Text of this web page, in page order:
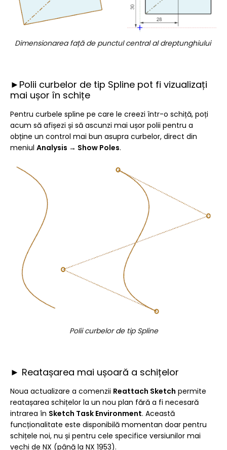
Dimensionarea față de punctul central al dreptunghiului
►Polii curbelor de tip Spline pot fi vizualizați
mai ușor în schițe
Pentru curbele spline pe care le creezi într-o schiță, poți
acum să afișezi și să ascunzi mai ușor polii pentru a
obține un control mai bun asupra curbelor, direct din
meniul Analysis → Show Poles.
Polii curbelor de tip Spline
► Reatașarea mai ușoară a schițelor
Noua actualizare a comenzii Reattach Sketch permite
reatașarea schițelor la un nou plan fără a fi necesară
intrarea în Sketch Task Environment. Această
funcționalitate este disponibilă momentan doar pentru
schițele noi, nu și pentru cele specifice versiunilor mai
vechi de NX (până la NX 1953).